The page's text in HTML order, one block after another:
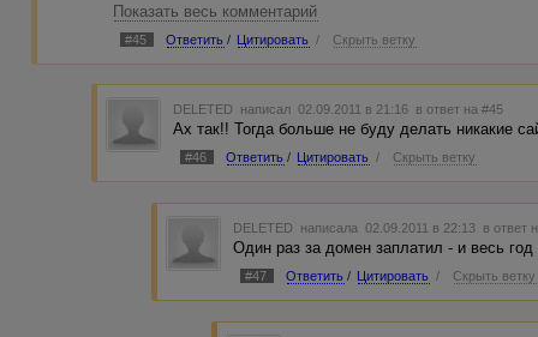
продажи, кладем в папочку.
как наберется сотня-другая - покупаем домен,хостинг
выкладываем туда статьи из той самой папочки, ждем
контекста покупаем еще статьи, ссылки,оплачиваем
1000 уе хотя бы - начинаем брать из них денюжку себе,
- живем. За 3-4 года вполне реально превратить сайт
прибыль.Дойдя до потолка - создаем сайт на другую
деньги получаемые с первого сайта.Желаю успехов.
ЗЫ помните - сайт на бесплатном хостинге - не ваш
Показать весь комментарий
#45 Ответить / Цитировать / Скрыть ветку
DELETED написал 02.09.2011 в 21:16 в ответ на #45
Ах так!! Тогда больше не буду делать никакие
#46 Ответить / Цитировать / Скрыть ветку
DELETED написала 02.09.2011 в 22:13 в ответ
Один раз за домен заплатил - и весь
#47 Ответить / Цитировать / Скрыть ветку